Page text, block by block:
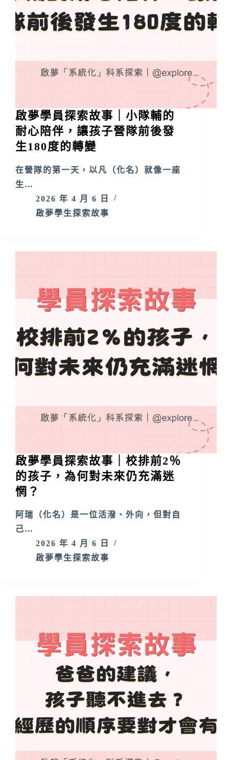
啟夢學員探索故事｜小隊輔的
耐心陪伴，讓孩子營隊前後發
生180度的轉變
在營隊的第一天，以凡（化名）就像一座
生…
2026 年 4 月 6 日
啟夢學生探索故事
啟夢學員探索故事｜校排前2％
的孩子，為何對未來仍充滿迷
惘？
阿瑞（化名）是一位活潑、外向，但對自
己…
2026 年 4 月 6 日
啟夢學生探索故事